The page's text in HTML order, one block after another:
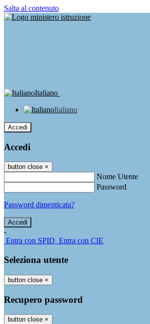
Salta al contenuto
Italiano
Italiano
Accedi
Accedi
button close ×
Nome Utente
Password
Password dimenticata?
-
Entra con SPID Entra con CIE
Seleziona utente
button close ×
Recupero password
button close ×